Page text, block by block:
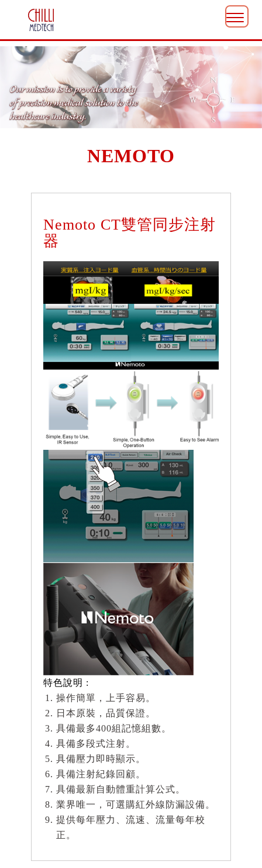
NEMOTO
Nemoto CT雙管同步注射
器
特色說明 :
操作簡單，上手容易。
日本原裝，品質保證。
具備最多400組記憶組數。
具備多段式注射。
具備壓力即時顯示。
具備注射紀錄回顧。
具備最新自動體重計算公式。
業界唯一，可選購紅外線防漏設備。
提供每年壓力、流速、流量每年校
正。